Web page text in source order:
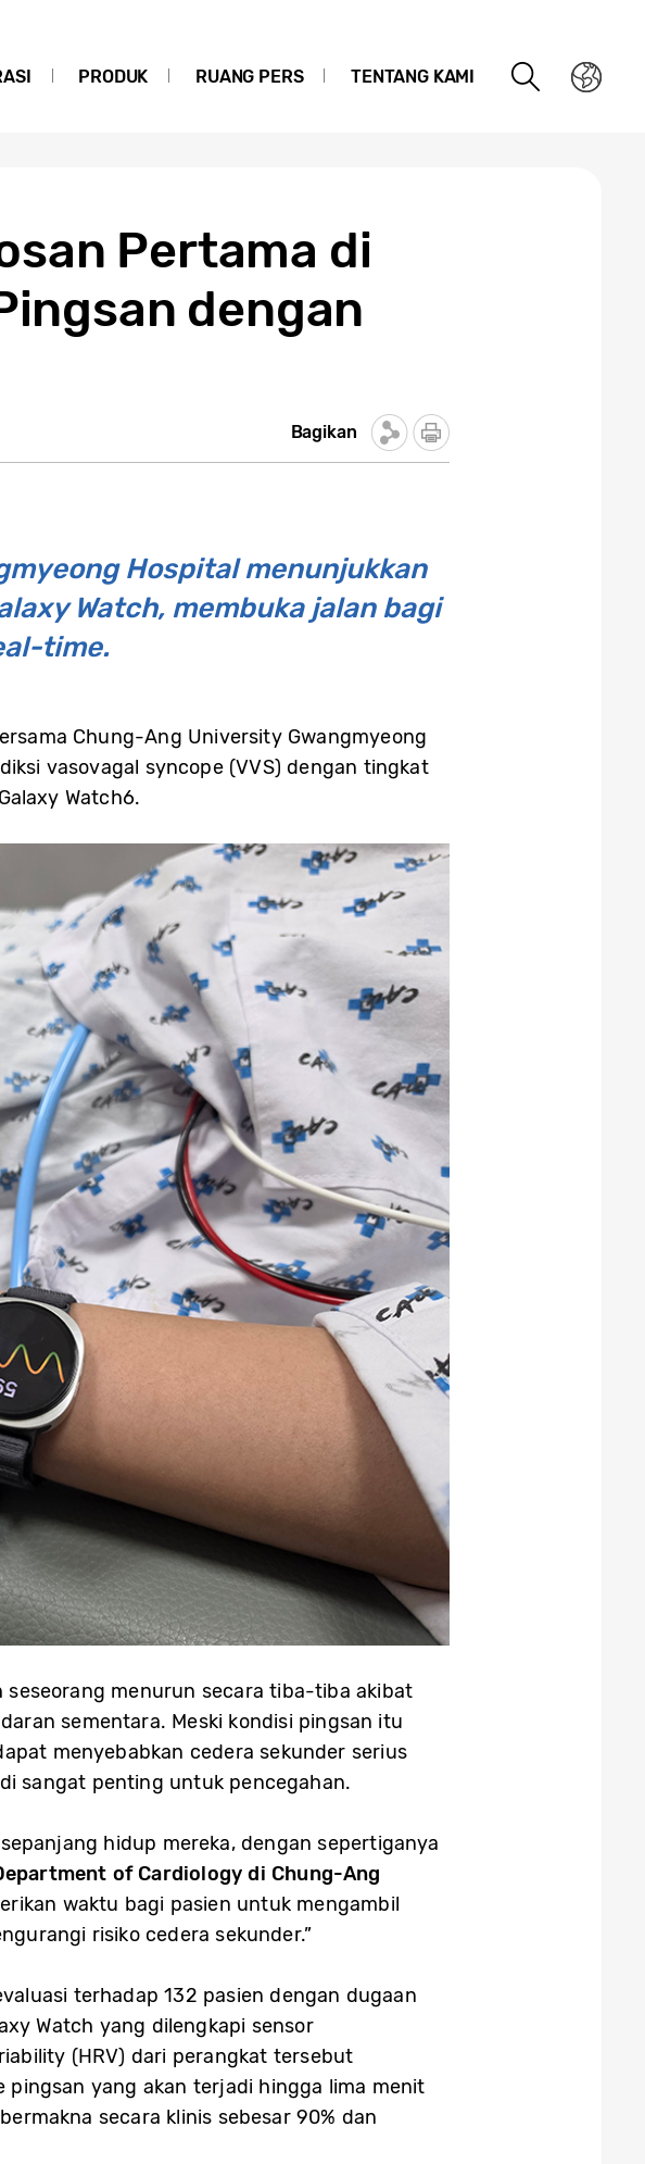
PRODUK RUANG PERS TENTANG KAMI
Pertama di
dengan
Bagikan
Hospital menunjukkan
Watch, membuka jalan bagi
time.
Chung-Ang University Gwangmyeong
vasovagal syncope (VVS) dengan tingkat
Watch6.
menurun secara tiba-tiba akibat
sementara. Meski kondisi pingsan itu
menyebabkan cedera sekunder serius
sangat penting untuk pencegahan.
hidup mereka, dengan sepertiganya
of Cardiology di Chung-Ang
waktu bagi pasien untuk mengambil
risiko cedera sekunder.”
terhadap 132 pasien dengan dugaan
Watch yang dilengkapi sensor
(HRV) dari perangkat tersebut
pingsan yang akan terjadi hingga lima menit
secara klinis sebesar 90% dan